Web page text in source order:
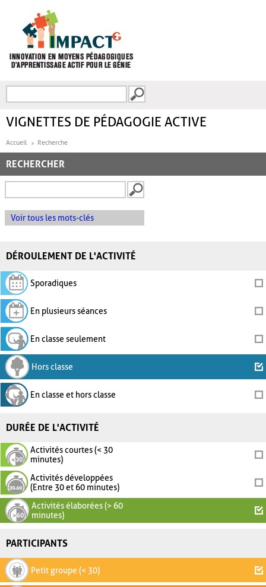
FORMULAIRE DE
VIGNETTES DE PÉDAGOGIE ACTIVE
Accueil Recherche
RECHERCHER
Voir tous les mots-clés
DÉROULEMENT DE L'ACTIVITÉ
Sporadiques
En plusieurs séances
En classe seulement
Hors classe
En classe et hors classe
DURÉE DE L'ACTIVITÉ
Activités courtes (< 30
minutes)
Activités développées
(Entre 30 et 60 minutes)
Activités élaborées (> 60
minutes)
PARTICIPANTS
Petit groupe (< 30)